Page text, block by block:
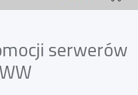
serwerów